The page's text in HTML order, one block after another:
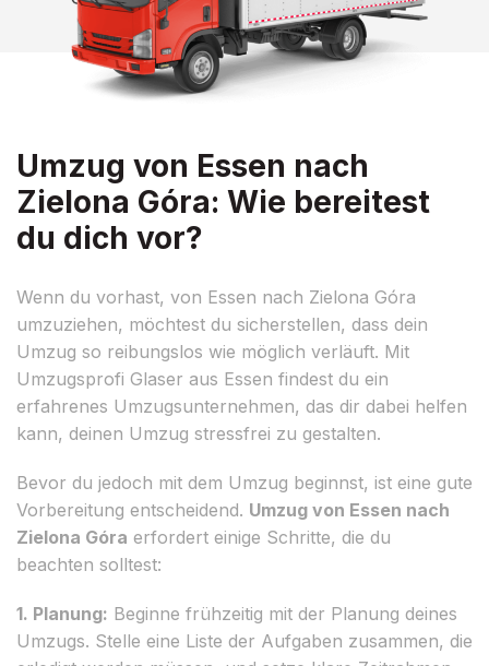
Umzug von Essen nach
Zielona Góra: Wie bereitest
du dich vor?
Wenn du vorhast, von Essen nach Zielona Góra
umzuziehen, möchtest du sicherstellen, dass dein
Umzug so reibungslos wie möglich verläuft. Mit
Umzugsprofi Glaser aus Essen findest du ein
erfahrenes Umzugsunternehmen, das dir dabei helfen
kann, deinen Umzug stressfrei zu gestalten.
Bevor du jedoch mit dem Umzug beginnst, ist eine gute
Vorbereitung entscheidend. Umzug von Essen nach
Zielona Góra erfordert einige Schritte, die du
beachten solltest:
1. Planung: Beginne frühzeitig mit der Planung deines
Umzugs. Stelle eine Liste der Aufgaben zusammen, die